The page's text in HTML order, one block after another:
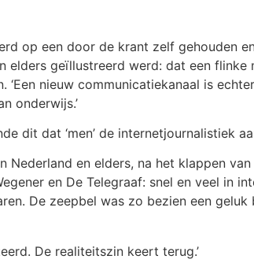
op een door de krant zelf gehouden
geïllustreerd werd: dat een flinke
nieuw communicatiekanaal is
onderwijs.’
dit dat ‘men’ de internetjournalistiek
en elders, na het klappen
en De Telegraaf: snel en veel in
De zeepbel was zo bezien een
De realiteitszin keert terug.’